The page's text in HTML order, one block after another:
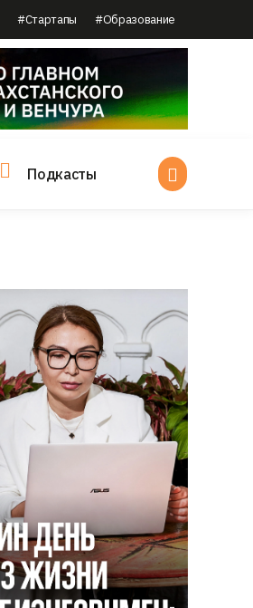
#Стартапы #Образование
Подкасты